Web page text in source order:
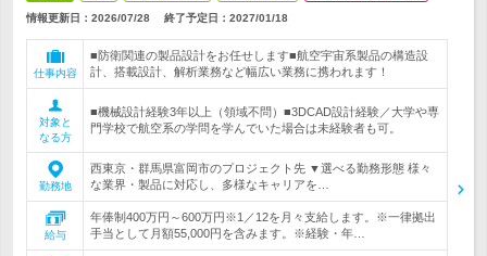
情報更新日：2026/07/28 終了予定日： 2027/01/18
仕事内容
■防衛関連の製品設計をお任せします■航空宇宙系製品の構造設
計、搭載設計、解析業務など幅広い業務に携われます！
対象と
なる方
■機械設計経験3年以上（領域不問）■3DCAD設計経験／大学や専
門学校で航空系の学問を学んでいた場合は未経験者も可。
勤務地
西東京・群馬県富岡市のプロジェクト先 ▼選べる勤務形態 様々
な業界・製品に対応し、多様なキャリアを…
給与
年俸制400万円～600万円※1／12を月々支給します。※一律拠出
手当として月額55,000円を含みます。※経験・年…